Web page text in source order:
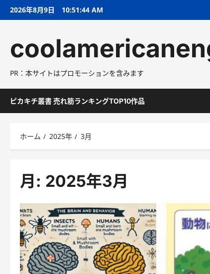
2026年8月9日 10:51:46 AM
PR：本サイトはプロモーションを含みます
ピカキチ叢書 売れ筋ランキングTOP10作品
ホーム 2025年 3月
月: 2025年3月